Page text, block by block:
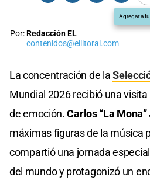
Agregar a
Por:Redacción EL
contenidos@ellitoral.com
La concentración de la
Mundial 2026 recibió una
de emoción.Carlos “La
máximas figuras de la música
compartió una jornada
del mundo y protagonizó un